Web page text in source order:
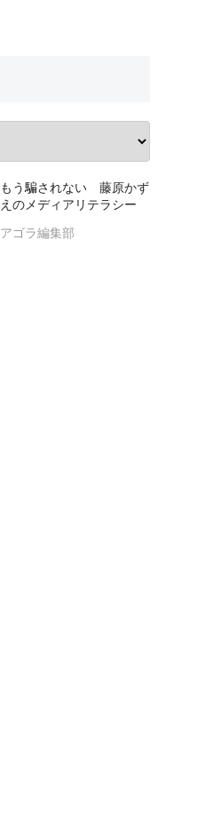
もう騙されない 藤原かず
えのメディアリテラシー
アゴラ編集部